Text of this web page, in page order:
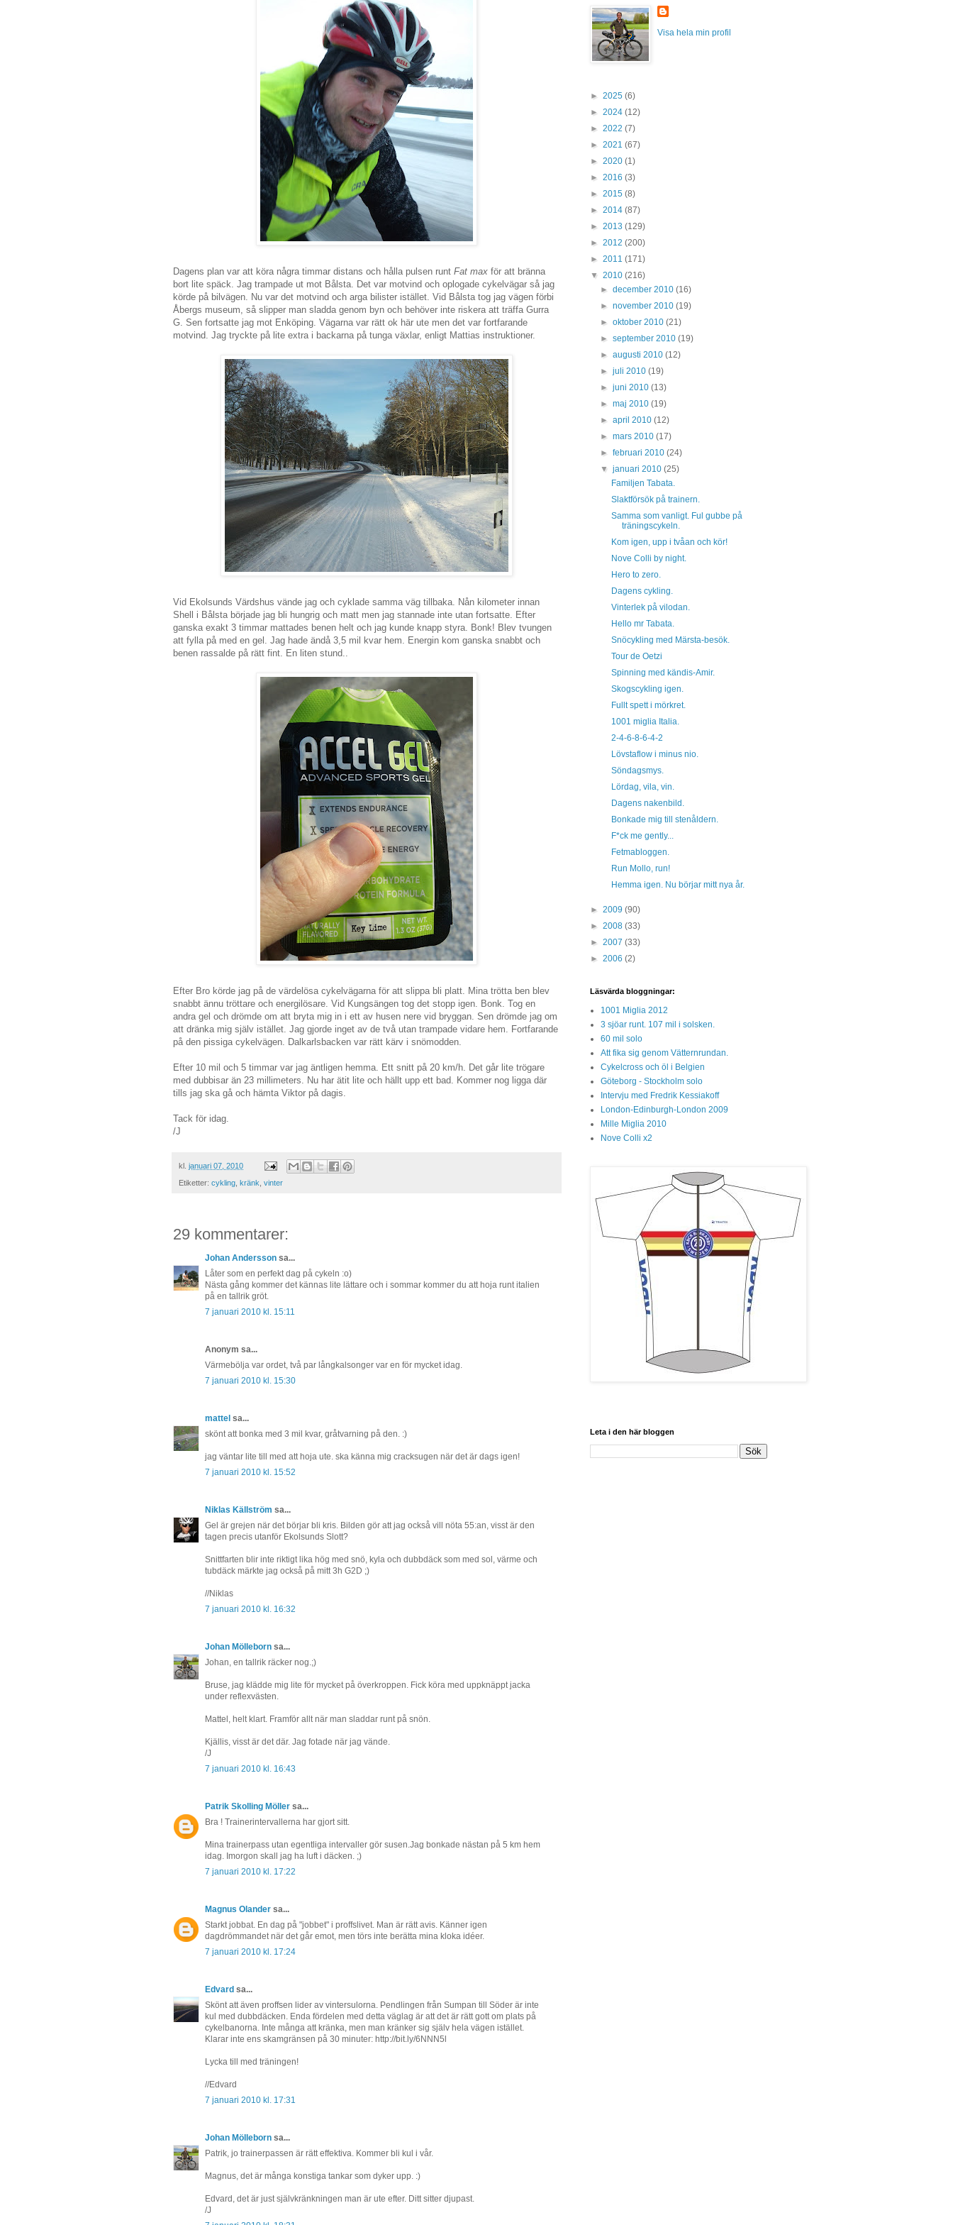
Dagens plan var att köra några timmar distans och hålla pulsen runt Fat max för att bränna
bort lite späck. Jag trampade ut mot Bålsta. Det var motvind och oplogade cykelvägar så jag
körde på bilvägen. Nu var det motvind och arga bilister istället. Vid Bålsta tog jag vägen förbi
Åbergs museum, så slipper man sladda genom byn och behöver inte riskera att träffa Gurra
G. Sen fortsatte jag mot Enköping. Vägarna var rätt ok här ute men det var fortfarande
motvind. Jag tryckte på lite extra i backarna på tunga växlar, enligt Mattias instruktioner.
Vid Ekolsunds Värdshus vände jag och cyklade samma väg tillbaka. Nån kilometer innan
Shell i Bålsta började jag bli hungrig och matt men jag stannade inte utan fortsatte. Efter
ganska exakt 3 timmar mattades benen helt och jag kunde knapp styra. Bonk! Blev tvungen
att fylla på med en gel. Jag hade ändå 3,5 mil kvar hem. Energin kom ganska snabbt och
benen rassalde på rätt fint. En liten stund..
Efter Bro körde jag på de värdelösa cykelvägarna för att slippa bli platt. Mina trötta ben blev
snabbt ännu tröttare och energilösare. Vid Kungsängen tog det stopp igen. Bonk. Tog en
andra gel och drömde om att bryta mig in i ett av husen nere vid bryggan. Sen drömde jag om
att dränka mig själv istället. Jag gjorde inget av de två utan trampade vidare hem. Fortfarande
på den pissiga cykelvägen. Dalkarlsbacken var rätt kärv i snömodden.
Efter 10 mil och 5 timmar var jag äntligen hemma. Ett snitt på 20 km/h. Det går lite trögare
med dubbisar än 23 millimeters. Nu har ätit lite och hällt upp ett bad. Kommer nog ligga där
tills jag ska gå och hämta Viktor på dagis.
Tack för idag.
/J
kl. januari 07, 2010
Etiketter: cykling kränk vinter
29 kommentarer:
Johan Andersson sa...
Låter som en perfekt dag på cykeln :o)
Nästa gång kommer det kännas lite lättare och i sommar kommer du att hoja runt italien
på en tallrik gröt.
7 januari 2010 kl. 15:11
Anonym sa...
Värmebölja var ordet, två par långkalsonger var en för mycket idag.
7 januari 2010 kl. 15:30
mattel sa...
skönt att bonka med 3 mil kvar, gråtvarning på den. :)
jag väntar lite till med att hoja ute. ska känna mig cracksugen när det är dags igen!
7 januari 2010 kl. 15:52
Niklas Källström sa...
Gel är grejen när det börjar bli kris. Bilden gör att jag också vill nöta 55:an, visst är den
tagen precis utanför Ekolsunds Slott?
Snittfarten blir inte riktigt lika hög med snö, kyla och dubbdäck som med sol, värme och
tubdäck märkte jag också på mitt 3h G2D ;)
//Niklas
7 januari 2010 kl. 16:32
Johan Mölleborn sa...
Johan, en tallrik räcker nog.;)
Bruse, jag klädde mig lite för mycket på överkroppen. Fick köra med uppknäppt jacka
under reflexvästen.
Mattel, helt klart. Framför allt när man sladdar runt på snön.
Kjällis, visst är det där. Jag fotade när jag vände.
/J
7 januari 2010 kl. 16:43
Patrik Skolling Möller sa...
Bra ! Trainerintervallerna har gjort sitt.
Mina trainerpass utan egentliga intervaller gör susen.Jag bonkade nästan på 5 km hem
idag. Imorgon skall jag ha luft i däcken. ;)
7 januari 2010 kl. 17:22
Magnus Olander sa...
Starkt jobbat. En dag på "jobbet" i proffslivet. Man är rätt avis. Känner igen
dagdrömmandet när det går emot, men törs inte berätta mina kloka idéer.
7 januari 2010 kl. 17:24
Edvard sa...
Skönt att även proffsen lider av vintersulorna. Pendlingen från Sumpan till Söder är inte
kul med dubbdäcken. Enda fördelen med detta väglag är att det är rätt gott om plats på
cykelbanorna. Inte många att kränka, men man kränker sig själv hela vägen istället.
Klarar inte ens skamgränsen på 30 minuter: http://bit.ly/6NNN5l
Lycka till med träningen!
//Edvard
7 januari 2010 kl. 17:31
Johan Mölleborn sa...
Patrik, jo trainerpassen är rätt effektiva. Kommer bli kul i vår.
Magnus, det är många konstiga tankar som dyker upp. :)
Edvard, det är just självkränkningen man är ute efter. Ditt sitter djupast.
/J
Visa hela min profil
► 2025 (6)
► 2024 (12)
► 2022 (7)
► 2021 (67)
► 2020 (1)
► 2016 (3)
► 2015 (8)
► 2014 (87)
► 2013 (129)
► 2012 (200)
► 2011 (171)
▼ 2010 (216)
►december 2010(16)
►november 2010(19)
►oktober 2010(21)
►september 2010(19)
►augusti 2010(12)
►juli 2010(19)
►juni 2010(13)
►maj 2010(19)
►april 2010(12)
►mars 2010(17)
►februari 2010(24)
▼januari 2010(25)
Familjen Tabata.
Slaktförsök på trainern.
Samma som vanligt. Ful gubbe på
träningscykeln.
Kom igen, upp i tvåan och kör!
Nove Colli by night.
Hero to zero.
Dagens cykling.
Vinterlek på vilodan.
Hello mr Tabata.
Snöcykling med Märsta-besök.
Tour de Oetzi
Spinning med kändis-Amir.
Skogscykling igen.
Fullt spett i mörkret.
1001 miglia Italia.
2-4-6-8-6-4-2
Lövstaflow i minus nio.
Söndagsmys.
Lördag, vila, vin.
Dagens nakenbild.
Bonkade mig till stenåldern.
F*ck me gently...
Fetmabloggen.
Run Mollo, run!
Hemma igen. Nu börjar mitt nya år.
► 2009 (90)
► 2008 (33)
► 2007 (33)
► 2006 (2)
Läsvärda bloggningar:
1001 Miglia 2012
3 sjöar runt. 107 mil i solsken.
60 mil solo
Att fika sig genom Vätternrundan.
Cykelcross och öl i Belgien
Göteborg - Stockholm solo
Intervju med Fredrik Kessiakoff
London-Edinburgh-London 2009
Mille Miglia 2010
Nove Colli x2
Leta i den här bloggen